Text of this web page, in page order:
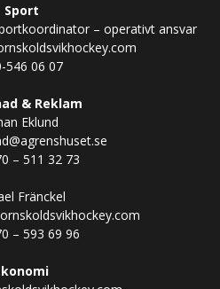
Sport
– operativt ansvar
546 06 07
& Reklam
Eklund
– 511 32 73
Fränckel
– 593 69 96